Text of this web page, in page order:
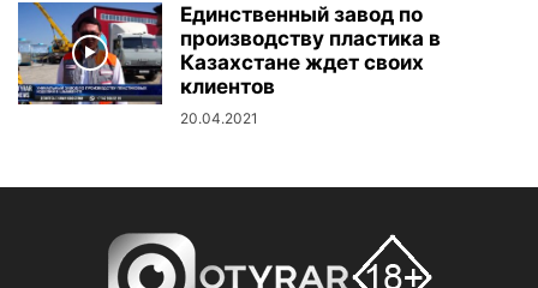
Единственный завод по
производству пластика в
Казахстане ждет своих
клиентов
20.04.2021